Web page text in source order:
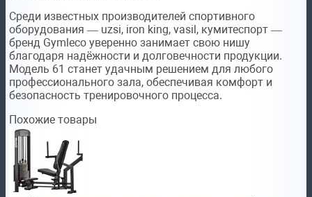
Среди известных производителей спортивного
оборудования — uzsi, iron king, vasil, кумитеспорт —
бренд Gymleco уверенно занимает свою нишу
благодаря надёжности и долговечности продукции.
Модель 61 станет удачным решением для любого
профессионального зала, обеспечивая комфорт и
безопасность тренировочного процесса.
Похожие товары